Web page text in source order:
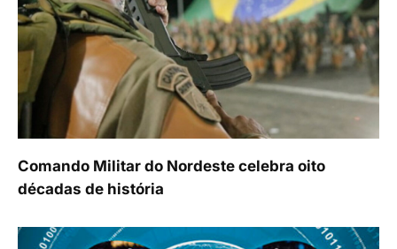
Comando Militar do Nordeste celebra oito
décadas de história